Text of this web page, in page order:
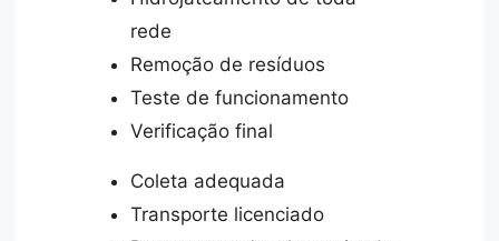
rede
Remoção de resíduos
Teste de funcionamento
Verificação final
Coleta adequada
Transporte licenciado